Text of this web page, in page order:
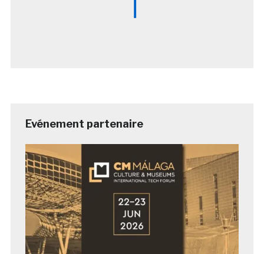
Evénement partenaire